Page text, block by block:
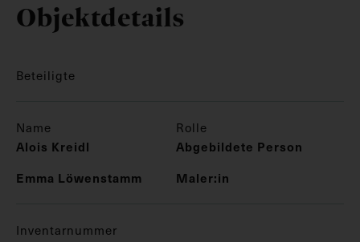
Objektdetails
Beteiligte
Name Rolle
Alois Kreidl
Abgebildete Person
Emma Löwenstamm
Maler:in
Inventarnummer